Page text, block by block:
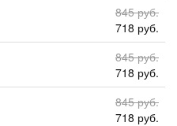
845 руб.
718 руб.
845 руб.
718 руб.
845 руб.
718 руб.